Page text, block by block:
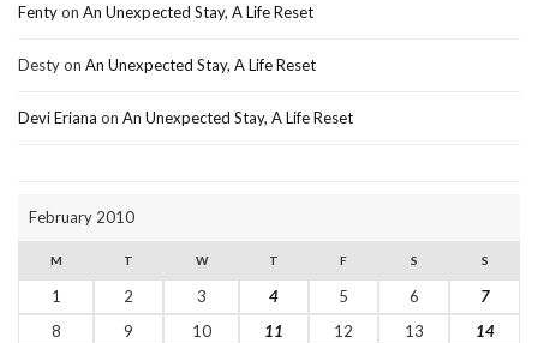
Fentyon An Unexpected Stay, A Life Reset
Destyon An Unexpected Stay, A Life Reset
Devi Eriana on An Unexpected Stay, A Life Reset
February 2010
M T W T F S S
1 2 3 4 5 6
7
8
9 10 11 12 13
14